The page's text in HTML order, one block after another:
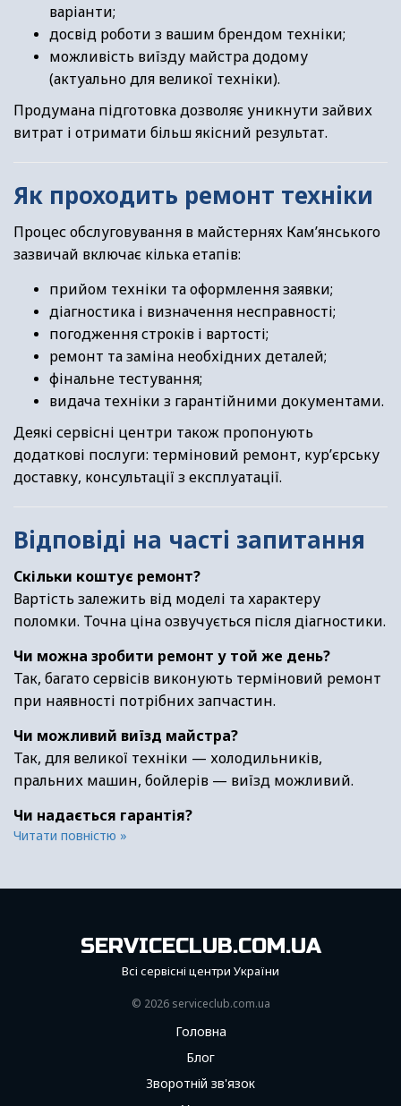
варіанти;
досвід роботи з вашим брендом техніки;
можливість виїзду майстра додому
(актуально для великої техніки).
Продумана підготовка дозволяє уникнути зайвих
витрат і отримати більш якісний результат.
Як проходить ремонт техніки
Процес обслуговування в майстернях Кам’янського
зазвичай включає кілька етапів:
прийом техніки та оформлення заявки;
діагностика і визначення несправності;
погодження строків і вартості;
ремонт та заміна необхідних деталей;
фінальне тестування;
видача техніки з гарантійними документами.
Деякі сервісні центри також пропонують
додаткові послуги: терміновий ремонт, кур’єрську
доставку, консультації з експлуатації.
Відповіді на часті запитання
Скільки коштує ремонт?
Вартість залежить від моделі та характеру
поломки. Точна ціна озвучується після діагностики.
Чи можна зробити ремонт у той же день?
Так, багато сервісів виконують терміновий ремонт
при наявності потрібних запчастин.
Чи можливий виїзд майстра?
Так, для великої техніки — холодильників,
пральних машин, бойлерів — виїзд можливий.
Чи надається гарантія?
Читати повністю »
SERVICECLUB.COM.UA
Всі сервісні центри України
© 2026 serviceсlub.com.ua
Головна
Блог
Зворотній зв'язок